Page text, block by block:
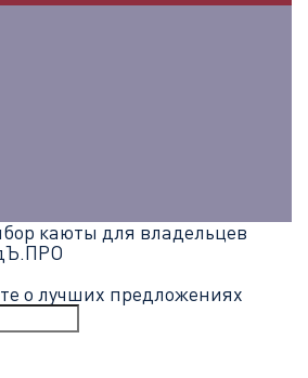
каюты для владельцев
о лучших предложениях